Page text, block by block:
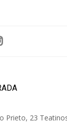
Prieto, 23